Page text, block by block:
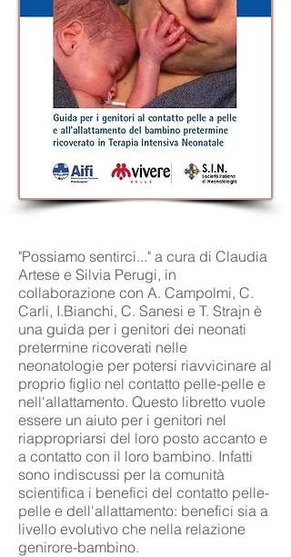
"Possiamo sentirci..." a cura di Claudia
Artese e Silvia Perugi, in
collaborazione con A. Campolmi, C.
Carli, I.Bianchi, C. Sanesi e T. Strajn è
una guida per i genitori dei neonati
pretermine ricoverati nelle
neonatologie per potersi riavvicinare al
proprio figlio nel contatto pelle-pelle e
nell'allattamento. Questo libretto vuole
essere un aiuto per i genitori nel
riappropriarsi del loro posto accanto e
a contatto con il loro bambino. Infatti
sono indiscussi per la comunità
scientifica i benefici del contatto pelle-
pelle e dell'allattamento: benefici sia a
livello evolutivo che nella relazione
genirore-bambino.